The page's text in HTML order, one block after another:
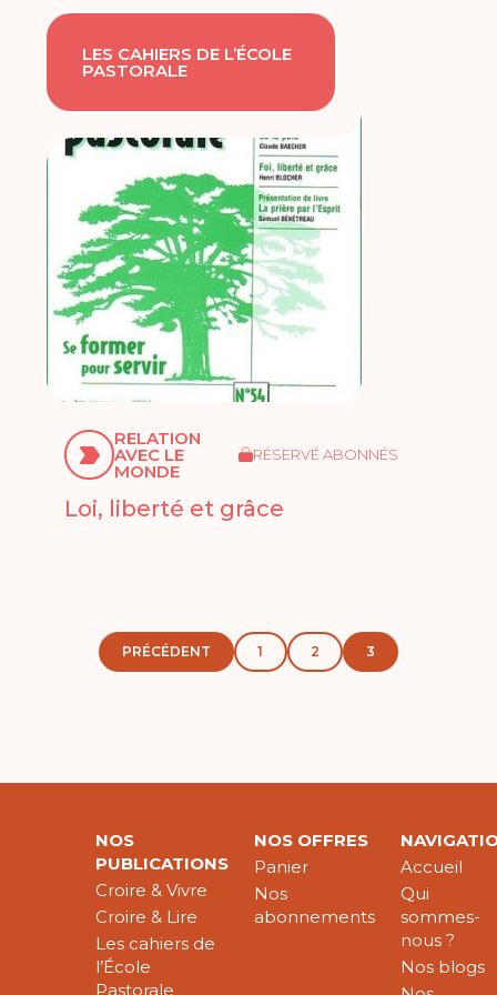
LES CAHIERS DE L’ÉCOLE
PASTORALE
RELATION
AVEC LE
MONDE
RÉSERVÉ ABONNÉS
Loi, liberté et grâce
PRÉCÉDENT 1 2 3
NOS
PUBLICATIONS
Croire & Vivre
Croire & Lire
Les cahiers de
l’École
Pastorale
NOS OFFRES
Panier
Nos
abonnements
Accueil
Qui
sommes-
nous ?
Nos blogs